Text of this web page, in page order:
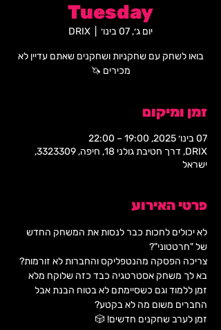
Tuesday
יום ג׳, 07 בינו׳ DRIX
בואו לשחק עם שחקניות ושחקנים שאתם עדיין לא
מכירים 🦄
זמן ומיקום
07 בינו׳ 2025, 19:00 – 22:00
DRIX, דרך חטיבת גולני 18, חיפה, 3323309,
ישראל
פרטי האירוע
לא יכולים לחכות כבר לנסות את המשחק החדש
של "חרטטוני"?
צריכה הפסקה מהנטפליקס והחברות לא זורמות?
בא לך משחק אסטרטגיה כבד כזה שלוקח מלא
זמן ללמוד וגם כשסיימתם לא בטוח הבנת אבל
החברים משום מה לא בקטע?
זמן לערב שחקנים חדשים! 🎲